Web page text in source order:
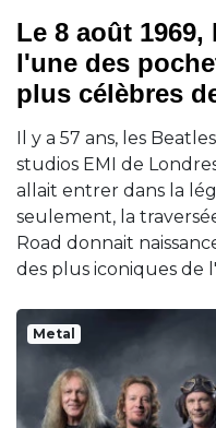
Le 8 août
l'une des
plus célèbres
Il y a 57 ans, les
studios EMI de
allait entrer dans la
seulement, la
Road donnait
des plus iconiques de
Metal